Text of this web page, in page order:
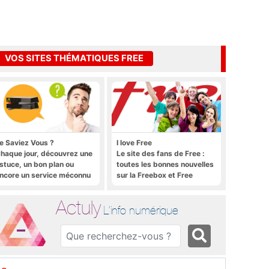
VOS SITES THÉMATIQUES FREE
Saviez Vous ?
jour, découvrez une
un bon plan ou
un service méconnu
I love Free
Le site des fans de Free :
toutes les bonnes nouvelles
sur la Freebox et Free
Actuly L'info numérique